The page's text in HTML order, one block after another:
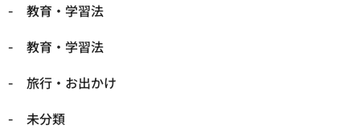
教育・学習法
教育・学習法
旅行・お出かけ
未分類